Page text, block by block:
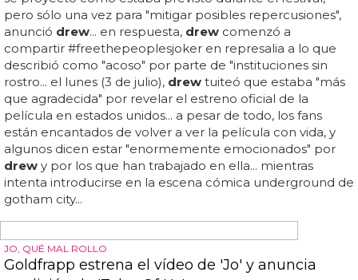
La historia de
es terrible por parte doble, ya que
murió junto a su prometido, y tuvieron un funeral
conjunto... joshua yehl ha empezado esta petición
porque su mejor amigo,
drew
leinonen, fue una de las
víctimas del atentado y era un tremendo fan de la saga...
es un hecho que jj abrams lleva hablando mucho tiempo
de incluir a un personaje lgbt en la octava entrega, pero
ahora se ha presentado una ocasión mucho más
emocionante y significativa... por eso, su mejor amigo
quiere que el primer personaje lgbt de la saga sea un
homenaje a su amigo, usando su nombre, imagen o lo
que se les ocurra... la petición está muy cerca de
conseguir su objetivo y esperamos que lo haga, porque si
el primer personaje lgbt de 'star wars' es un verdadero
fan...